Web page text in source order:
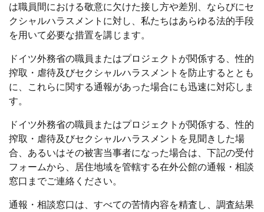
は職員間における敬意に欠けた接し方や差別、ならびにセ
クシャルハラスメントに対し、私たちはあらゆる法的手段
を用いて必要な措置を講じます。
ドイツ外務省の職員またはプロジェクトが関係する、性的
搾取・虐待及びセクシャルハラスメントを防止するととも
に、これらに関する通報があった場合にも迅速に対応しま
す。
ドイツ外務省の職員またはプロジェクトが関係する、性的
搾取・虐待及びセクシャルハラスメントを見聞きした場
合、あるいはその被害当事者になった場合は、下記の受付
フォームから、居住地域を管轄する在外公館の通報・相談
窓口までご連絡ください。
通報・相談窓口は、すべての苦情内容を精査し、調査結果